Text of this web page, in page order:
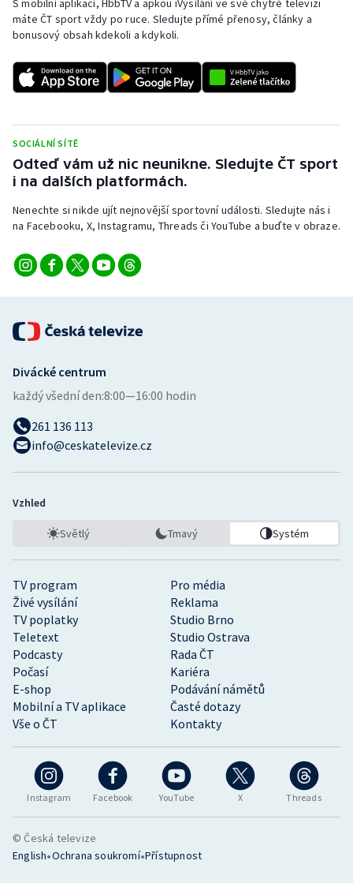
S mobilní aplikací, HbbTV a apkou iVysílání ve své chytré televizi
máte ČT sport vždy po ruce. Sledujte přímé přenosy, články a
bonusový obsah kdekoli a kdykoli.
SOCIÁLNÍ SÍTĚ
Odteď vám už nic neunikne. Sledujte ČT sport
i na dalších platformách.
Nenechte si nikde ujít nejnovější sportovní události. Sledujte nás i
na Facebooku, X, Instagramu, Threads či YouTube a buďte v obraze.
Instagram Facebook YouTube X Threads
TV program
Pro média
Živé vysílání
Reklama
TV poplatky
Studio Brno
Teletext
Studio Ostrava
Podcasty
Rada ČT
Počasí
Kariéra
E-shop
Podávání námětů
Mobilní a TV aplikace
Časté dotazy
Vše o ČT
Kontakty
Divácké centrum
každý všední den:8:00—16:00 hodin
261 136 113
info@ceskatelevize.cz
Vzhled
Světlý Tmavý Systém
© Česká televize
English•Ochrana soukromí•Přístupnost